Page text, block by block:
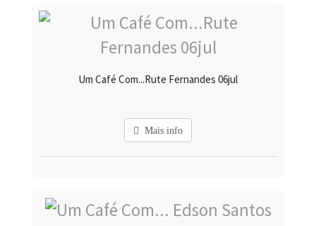
Um Café Com...Rute Fernandes 06jul
Mais info